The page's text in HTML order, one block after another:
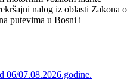
B.E., nastanjen u
i K.D., nastanjena u
vozilom marke
putevima u Bosni i